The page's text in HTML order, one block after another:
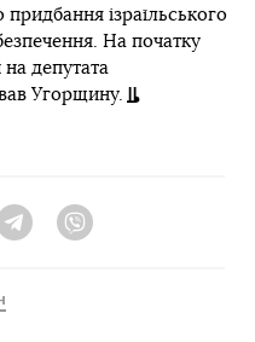
ізраїльського
На початку
на депутата
Угорщину.
Telegram